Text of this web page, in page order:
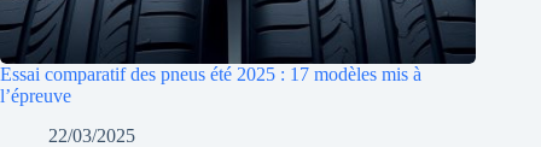
Essai comparatif des pneus été 2025 : 17 modèles mis à
l’épreuve
22/03/2025